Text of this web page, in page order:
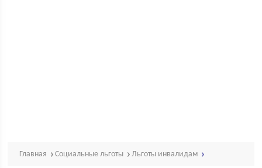
Главная Социальные льготы Льготы инвалидам